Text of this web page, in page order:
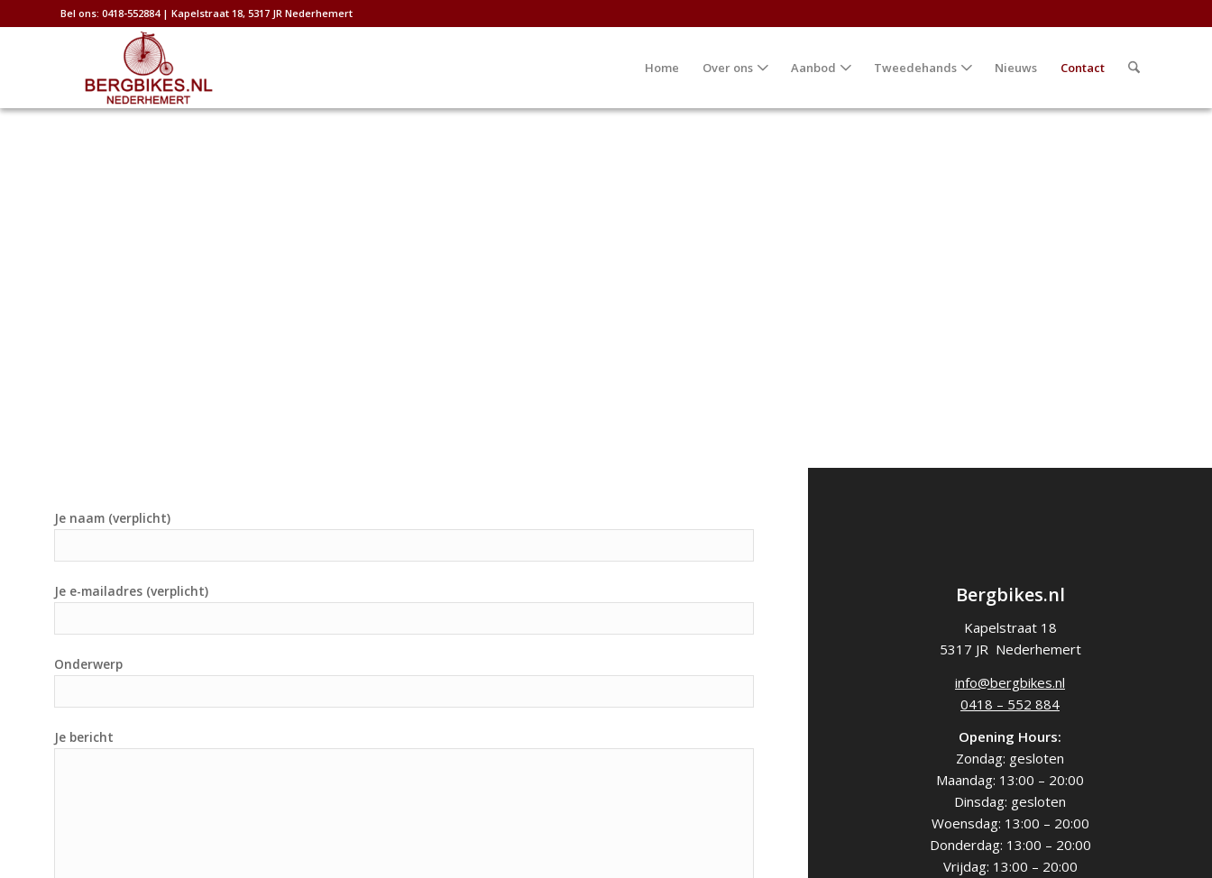
Bel ons: 0418-552884 | Kapelstraat 18, 5317 JR Nederhemert
Home Over ons Aanbod Tweedehands Nieuws Contact
Je naam (verplicht)
Je e-mailadres (verplicht)
Onderwerp
Je bericht
Bergbikes.nl
Kapelstraat 18
5317 JR Nederhemert
info@bergbikes.nl
0418 – 552 884
Opening Hours:
Zondag: gesloten
Maandag: 13:00 – 20:00
Dinsdag: gesloten
Woensdag: 13:00 – 20:00
Donderdag: 13:00 – 20:00
Vrijdag: 13:00 – 20:00